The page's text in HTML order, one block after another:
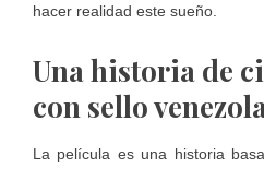
hacer realidad este sueño.
Una historia de
con sello
La película es una historia